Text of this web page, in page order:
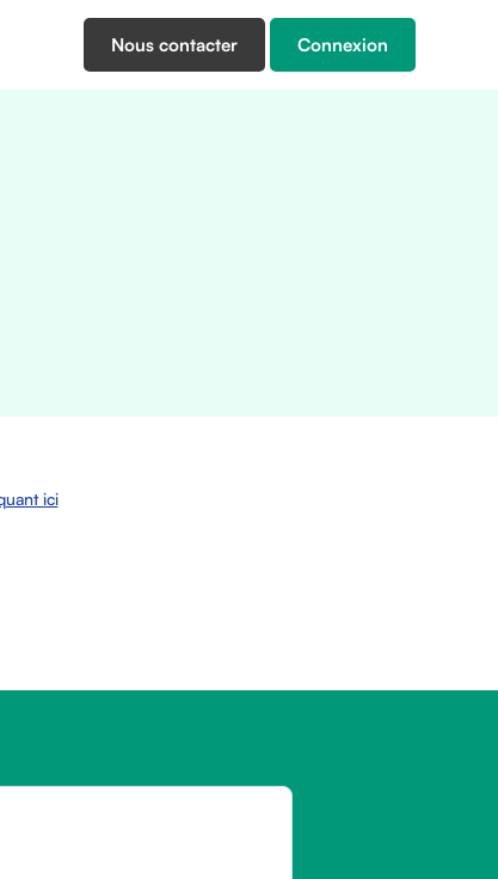
Nous contacter Connexion
ici